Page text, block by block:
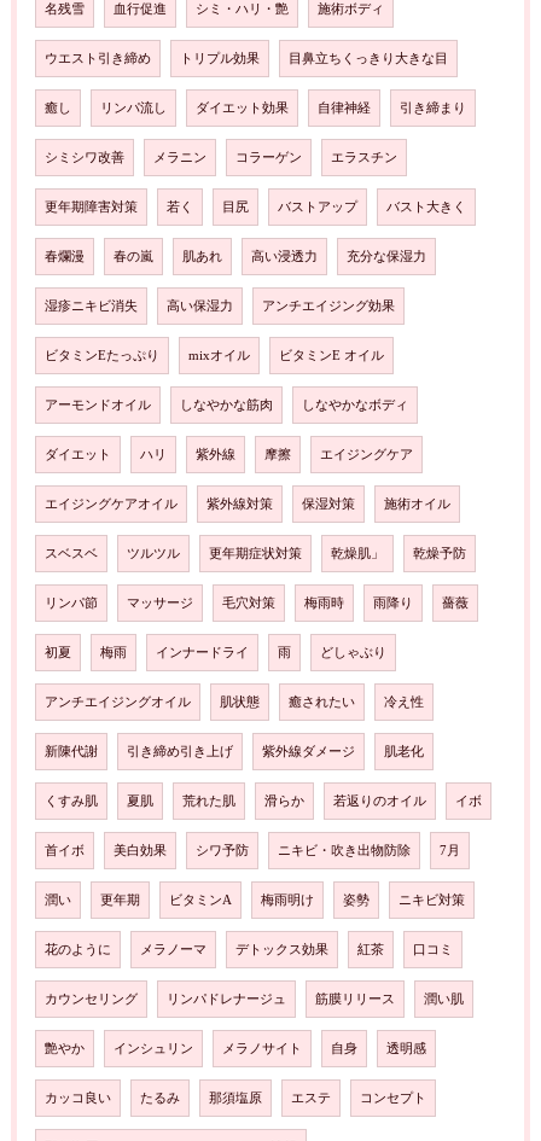
名残雪 血行促進 シミ・ハリ・艶 施術ボディ
ウエスト引き締め トリプル効果 目鼻立ちくっきり大きな目
癒し リンパ流し ダイエット効果 自律神経 引き締まり
シミシワ改善 メラニン コラーゲン エラスチン
更年期障害対策 若く 目尻 バストアップ バスト大きく
春爛漫 春の嵐 肌あれ 高い浸透力 充分な保湿力
湿疹ニキビ消失 高い保湿力 アンチエイジング効果
ビタミンEたっぷり mixオイル ビタミンE オイル
アーモンドオイル しなやかな筋肉 しなやかなボディ
ダイエット ハリ 紫外線 摩擦 エイジングケア
エイジングケアオイル 紫外線対策 保湿対策 施術オイル
スベスベ ツルツル 更年期症状対策 乾燥肌」 乾燥予防
リンパ節 マッサージ 毛穴対策 梅雨時 雨降り 薔薇
初夏 梅雨 インナードライ 雨 どしゃぶり
アンチエイジングオイル 肌状態 癒されたい 冷え性
新陳代謝 引き締め引き上げ 紫外線ダメージ 肌老化
くすみ肌 夏肌 荒れた肌 滑らか 若返りのオイル イボ
首イボ 美白効果 シワ予防 ニキビ・吹き出物防除 7月
潤い 更年期 ビタミンA 梅雨明け 姿勢 ニキビ対策
花のように メラノーマ デトックス効果 紅茶 口コミ
カウンセリング リンパドレナージュ 筋膜リリース 潤い肌
艶やか インシュリン メラノサイト 自身 透明感
カッコ良い たるみ 那須塩原 エステ コンセプト